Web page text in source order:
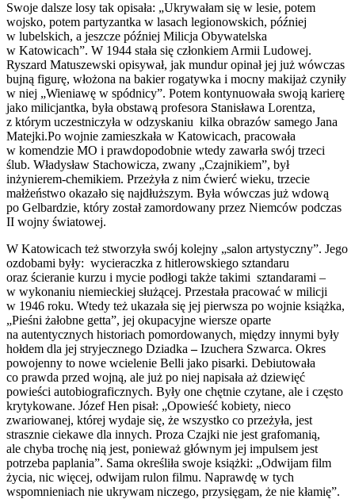
Swoje dalsze losy tak opisała: „Ukrywałam się w lesie, potem
wojsko, potem partyzantka w lasach legionowskich, później
w lubelskich, a jeszcze później Milicja Obywatelska
w Katowicach”. W 1944 stała się członkiem Armii Ludowej.
Ryszard Matuszewski opisywał, jak mundur opinał jej już wówczas
bujną figurę, włożona na bakier rogatywka i mocny makijaż czyniły
w niej „Wieniawę w spódnicy”. Potem kontynuowała swoją karierę
jako milicjantka, była obstawą profesora Stanisława Lorentza,
z którym uczestniczyła w odzyskaniu kilka obrazów samego Jana
Matejki.Po wojnie zamieszkała w Katowicach, pracowała
w komendzie MO i prawdopodobnie wtedy zawarła swój trzeci
ślub. Władysław Stachowicza, zwany „Czajnikiem”, był
inżynierem-chemikiem. Przeżyła z nim ćwierć wieku, trzecie
małżeństwo okazało się najdłuższym. Była wówczas już wdową
po Gelbardzie, który został zamordowany przez Niemców podczas
II wojny światowej.
W Katowicach też stworzyła swój kolejny „salon artystyczny”. Jego
ozdobami były: wycieraczka z hitlerowskiego sztandaru
oraz ścieranie kurzu i mycie podłogi także takimi sztandarami –
w wykonaniu niemieckiej służącej. Przestała pracować w milicji
w 1946 roku. Wtedy też ukazała się jej pierwsza po wojnie książka,
„Pieśni żałobne getta”, jej okupacyjne wiersze oparte
na autentycznych historiach pomordowanych, między innymi były
hołdem dla jej stryjecznego Dziadka–Izuchera Szwarca. Okres
powojenny to nowe wcielenie Belli jako pisarki. Debiutowała
co prawda przed wojną, ale już po niej napisała aż dziewięć
powieści autobiograficznych. Były one chętnie czytane, ale i często
krytykowane. Józef Hen pisał: „Opowieść kobiety, nieco
zwariowanej, której wydaje się, że wszystko co przeżyła, jest
strasznie ciekawe dla innych. Proza Czajki nie jest grafomanią,
ale chyba trochę nią jest, ponieważ głównym jej impulsem jest
potrzeba paplania”. Sama określiła swoje książki: „Odwijam film
życia, nic więcej, odwijam rulon filmu. Naprawdę w tych
wspomnieniach nie ukrywam niczego, przysięgam, że nie kłamię”.